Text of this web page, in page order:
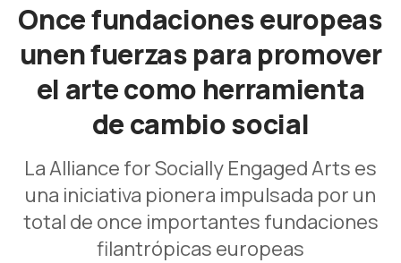
Once fundaciones europeas
unen fuerzas para promover
el arte como herramienta
de cambio social
La Alliance for Socially Engaged Arts es
una iniciativa pionera impulsada por un
total de once importantes fundaciones
filantrópicas europeas